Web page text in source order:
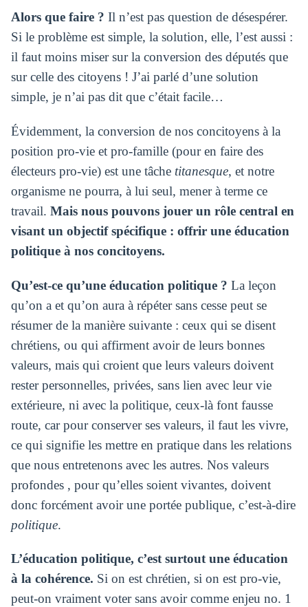
Alors que faire ? Il n’est pas question de désespérer.
Si le problème est simple, la solution, elle, l’est aussi :
il faut moins miser sur la conversion des députés que
sur celle des citoyens ! J’ai parlé d’une solution
simple, je n’ai pas dit que c’était facile…
Évidemment, la conversion de nos concitoyens à la
position pro-vie et pro-famille (pour en faire des
électeurs pro-vie) est une tâche titanesque, et notre
organisme ne pourra, à lui seul, mener à terme ce
travail. Mais nous pouvons jouer un rôle central en
visant un objectif spécifique : offrir une éducation
politique à nos concitoyens.
Qu’est-ce qu’une éducation politique ? La leçon
qu’on a et qu’on aura à répéter sans cesse peut se
résumer de la manière suivante : ceux qui se disent
chrétiens, ou qui affirment avoir de leurs bonnes
valeurs, mais qui croient que leurs valeurs doivent
rester personnelles, privées, sans lien avec leur vie
extérieure, ni avec la politique, ceux-là font fausse
route, car pour conserver ses valeurs, il faut les vivre,
ce qui signifie les mettre en pratique dans les relations
que nous entretenons avec les autres. Nos valeurs
profondes , pour qu’elles soient vivantes, doivent
donc forcément avoir une portée publique, c’est-à-dire
politique.
L’éducation politique, c’est surtout une éducation
à la cohérence. Si on est chrétien, si on est pro-vie,
peut-on vraiment voter sans avoir comme enjeu no. 1